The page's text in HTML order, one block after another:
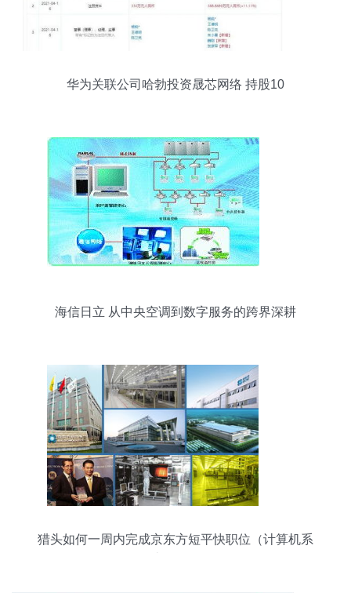
华为关联公司哈勃投资晟芯网络 持股10
海信日立 从中央空调到数字服务的跨界深耕
猎头如何一周内完成京东方短平快职位（计算机系